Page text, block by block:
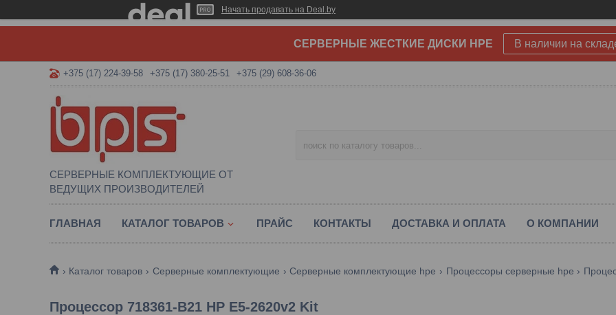
Начать продавать на Deal.by
СЕРВЕРНЫЕ ЖЕСТКИЕ ДИСКИ HPE В наличии на
+375 (17) 224-39-58 +375 (17) 380-25-51 +375 (29) 608-36-06
СЕРВЕРНЫЕ КОМПЛЕКТУЮЩИЕ ОТ
ВЕДУЩИХ ПРОИЗВОДИТЕЛЕЙ
ГЛАВНАЯ КАТАЛОГ ТОВАРОВ ПРАЙС КОНТАКТЫ ДОСТАВКА И ОПЛАТА О КОМПАНИИ
Каталог товаров Серверные комплектующие Серверные комплектующие hpe Процессоры серверные hpe
Процессор 718361-B21 HP E5-2620v2 Kit